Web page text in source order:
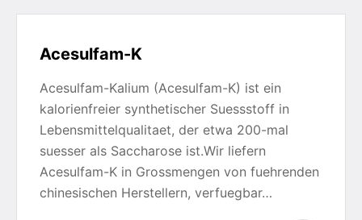
Acesulfam-K
Acesulfam-Kalium (Acesulfam-K) ist ein
kalorienfreier synthetischer Suessstoff in
Lebensmittelqualitaet, der etwa 200-mal
suesser als Saccharose ist.Wir liefern
Acesulfam-K in Grossmengen von fuehrenden
chinesischen Herstellern, verfuegbar…